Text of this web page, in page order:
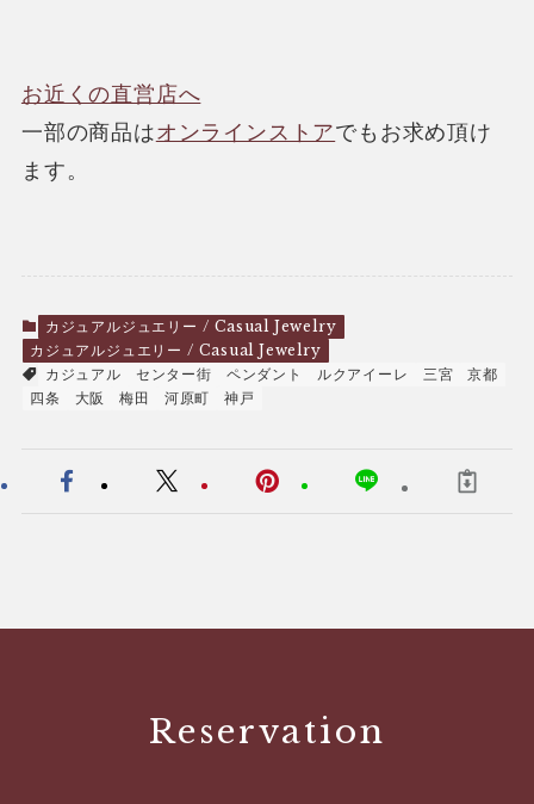
お近くの直営店へ
一部の商品はオンラインストアでもお求め頂け
ます。
カジュアルジュエリー / Casual Jewelry
カジュアルジュエリー / Casual Jewelry
カジュアル
センター街 ペンダント ルクアイーレ 三宮
京都
四条
大阪 梅田 河原町 神戸
Reservation